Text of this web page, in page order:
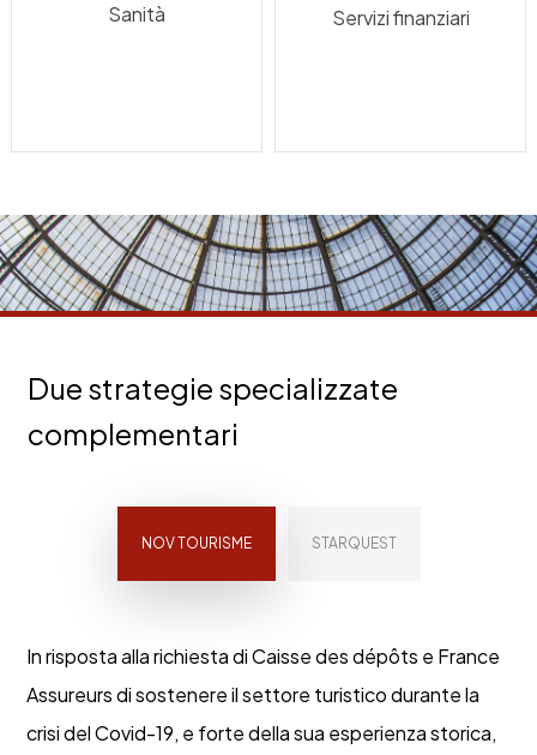
Sanità Servizi finanziari
Due strategie specializzate
complementari
NOV TOURISME STARQUEST
In risposta alla richiesta di Caisse des dépôts e France
Assureurs di sostenere il settore turistico durante la
crisi del Covid-19, e forte della sua esperienza storica,